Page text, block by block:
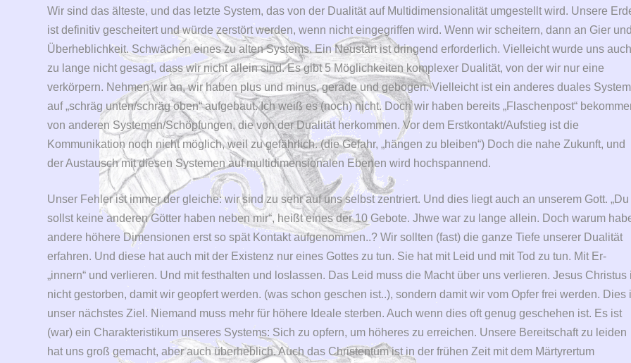
Wir sind das älteste, und das letzte System, das von der Dualität auf Multidimensionalität umgestellt wird. Unsere
ist definitiv gescheitert und würde zerstört werden, wenn nicht eingegriffen wird. Wenn wir scheitern, dann an Gier und
Überheblichkeit. Schwächen eines zu alten Systems. Ein Neustart ist dringend erforderlich. Vielleicht wurde uns auch
zu lange nicht gesagt, dass wir nicht allein sind. Es gibt 5 Möglichkeiten komplexer Dualität, von der wir nur eine
verkörpern. Nehmen wir an, wir haben plus und minus, gerade und gebogen. Vielleicht ist ein anderes duales System
auf „schräg unten/schräg oben“ aufgebaut. Ich weiß es (noch) nicht. Doch wir haben bereits „Flaschenpost“
von anderen Systemen/Schöpfungen, die von der Dualität herkommen. Vor dem Erstkontakt/Aufstieg ist die
Kommunikation noch nicht möglich, weil zu gefährlich. (die Gefahr, „hängen zu bleiben“) Doch die nahe Zukunft, und
der Austausch mit diesen Systemen auf multidimensionalen Ebenen wird hochspannend.
Unser Fehler ist immer der gleiche: wir sind zu sehr auf uns selbst zentriert. Und dies liegt auch an unserem Gott. „Du
sollst keine anderen Götter haben neben mir“, heißt eines der 10 Gebote. Jhwe war zu lange allein. Doch warum
andere höhere Dimensionen erst so spät Kontakt aufgenommen..? Wir sollten (fast) die ganze Tiefe unserer Dualität
erfahren. Und diese hat auch mit der Existenz nur eines Gottes zu tun. Sie hat mit Leid und mit Tod zu tun. Mit Er-
„innern“ und verlieren. Und mit festhalten und loslassen. Das Leid muss die Macht über uns verlieren. Jesus Christus
nicht gestorben, damit wir geopfert werden. (was schon geschen ist..), sondern damit wir vom Opfer frei werden. Dies
unser nächstes Ziel. Niemand muss mehr für höhere Ideale sterben. Auch wenn dies oft genug geschehen ist. Es ist
(war) ein Charakteristikum unseres Systems: Sich zu opfern, um höheres zu erreichen. Unsere Bereitschaft zu leiden
hat uns groß gemacht, aber auch überheblich. Auch das Christentum ist in der frühen Zeit mit dem Märtyrertum